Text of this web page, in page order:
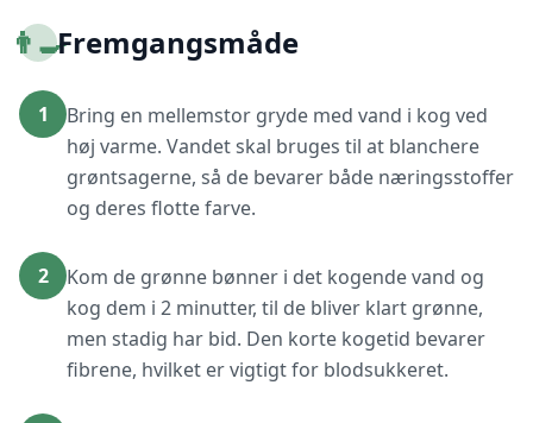
👨‍🍳Fremgangsmåde
1
Bring en mellemstor gryde med vand i kog ved
høj varme. Vandet skal bruges til at blanchere
grøntsagerne, så de bevarer både næringsstoffer
og deres flotte farve.
2
Kom de grønne bønner i det kogende vand og
kog dem i 2 minutter, til de bliver klart grønne,
men stadig har bid. Den korte kogetid bevarer
fibrene, hvilket er vigtigt for blodsukkeret.